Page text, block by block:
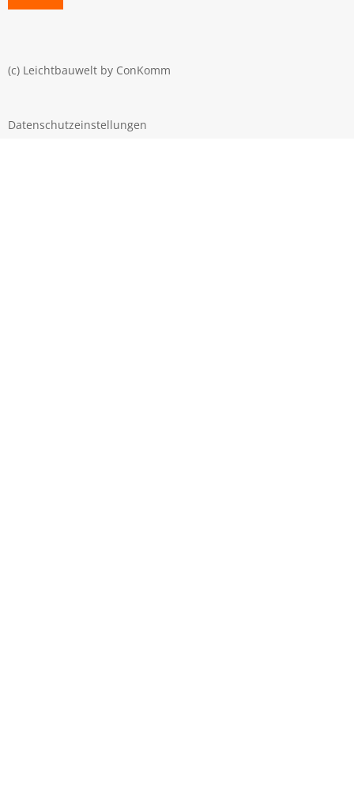
(c) Leichtbauwelt by ConKomm
Datenschutzeinstellungen